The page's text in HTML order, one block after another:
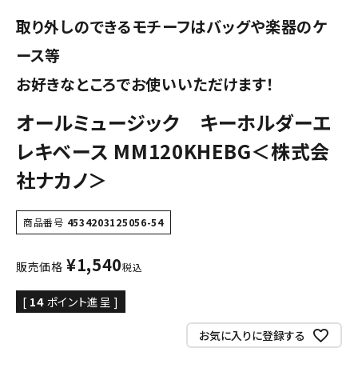
取り外しのできるモチーフはバッグや楽器のケ
ース等
お好きなところでお使いいただけます！
オールミュージック キーホルダーエ
レキベース MM120KHEBG＜株式会
社ナカノ＞
商品番号 4534203125056-54
販売価格 ¥1,540税込
[ 14 ポイント進呈 ]
お気に入りに登録する